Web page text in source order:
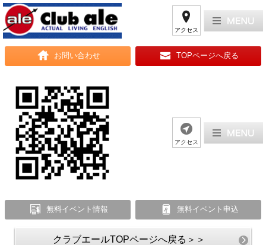
アクセス
お問い合わせ TOPページへ戻る
アクセス
無料イベント情報 無料イベント申込
クラブエールTOPページへ戻る＞＞